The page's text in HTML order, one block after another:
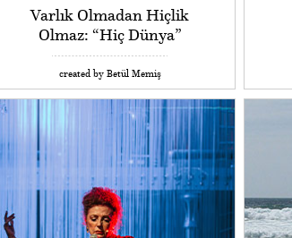
Varlık Olmadan Hiçlik
Olmaz: “Hiç Dünya”
created by Betül Memiş